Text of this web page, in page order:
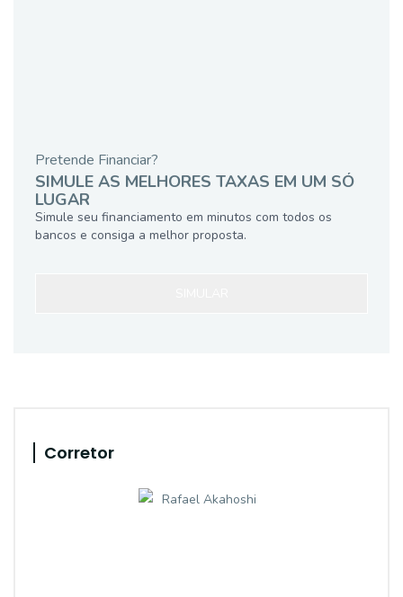
Pretende Financiar?
SIMULE AS MELHORES TAXAS EM UM SÓ
LUGAR
Simule seu financiamento em minutos com todos os
bancos e consiga a melhor proposta.
Corretor